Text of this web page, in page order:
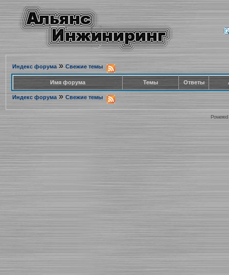
Индекс форума» Свежие темы
Имя форума Темы Ответы
Индекс форума » Свежие темы